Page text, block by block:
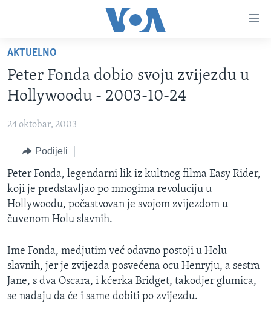
glavni
sadržaj
Pređi
na
glavnu
pretragu
VIDEO
FOTOGRAFIJE DANA
VIJESTI
SJEDINJENE AMERIČKE DRŽAVE
BOSNA I HERCEGOVINA
SVIJET
NAUKA I TEHNOLOGIJA
SPECIJALNI PROJEKTI
KORUPCIJA
SLOBODA MEDIJA
IZBJEGLIČKA STRANA
MAGAZIN
O GLASU AMERIKE
AKTUELNO
Peter Fonda dobio svoju zvijezdu u
Hollywoodu - 2003-10-24
24 oktobar, 2003
Podijeli
Peter Fonda, legendarni lik iz kultnog filma Easy Rider,
koji je predstavljao po mnogima revoluciju u
Hollywoodu, počastvovan je svojom zvijezdom u
čuvenom Holu slavnih.
Ime Fonda, medjutim već odavno postoji u Holu
slavnih, jer je zvijezda posvećena ocu Henryju, a sestra
Jane, s dva Oscara, i kćerka Bridget, takodjer glumica,
se nadaju da će i same dobiti po zvijezdu.